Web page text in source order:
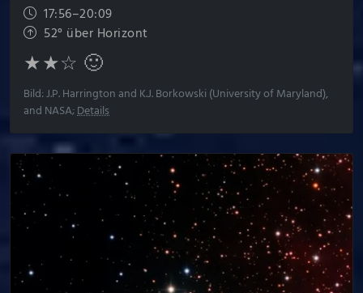
17:56–20:09
52° über Horizont
★★☆ 🙂
Bild: J.P. Harrington and K.J. Borkowski (University of Maryland),
and NASA;Details